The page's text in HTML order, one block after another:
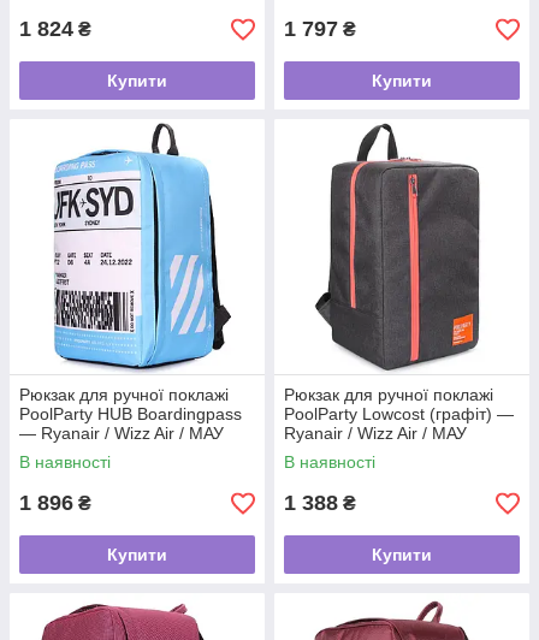
1 824 ₴
Купити
1 797 ₴
Купити
Рюкзак для ручної поклажі
PoolParty HUB Boardingpass
— Ryanair / Wizz Air / МАУ
В наявності
1 896 ₴
Купити
Рюкзак для ручної поклажі
PoolParty Lowcost (графіт) —
Ryanair / Wizz Air / МАУ
В наявності
1 388 ₴
Купити